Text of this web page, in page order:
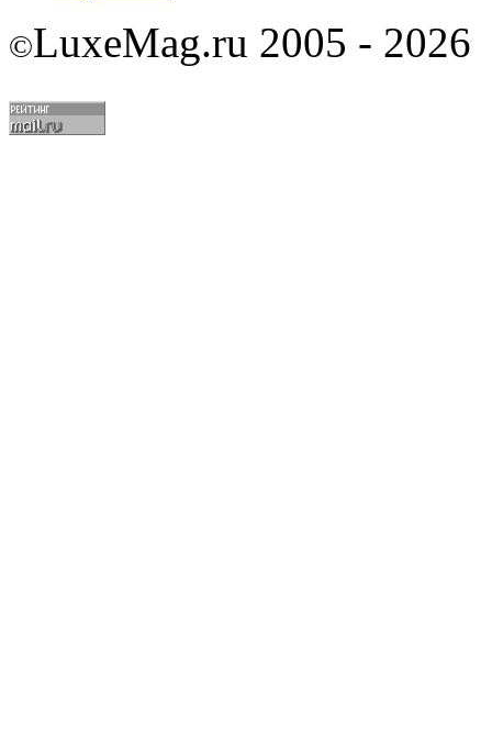
©LuxeMag.ru 2005 - 2026